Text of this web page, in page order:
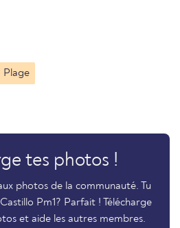
Plage
tes photos !
photos de la communauté. Tu
Pm1? Parfait ! Télécharge
et aide les autres membres.